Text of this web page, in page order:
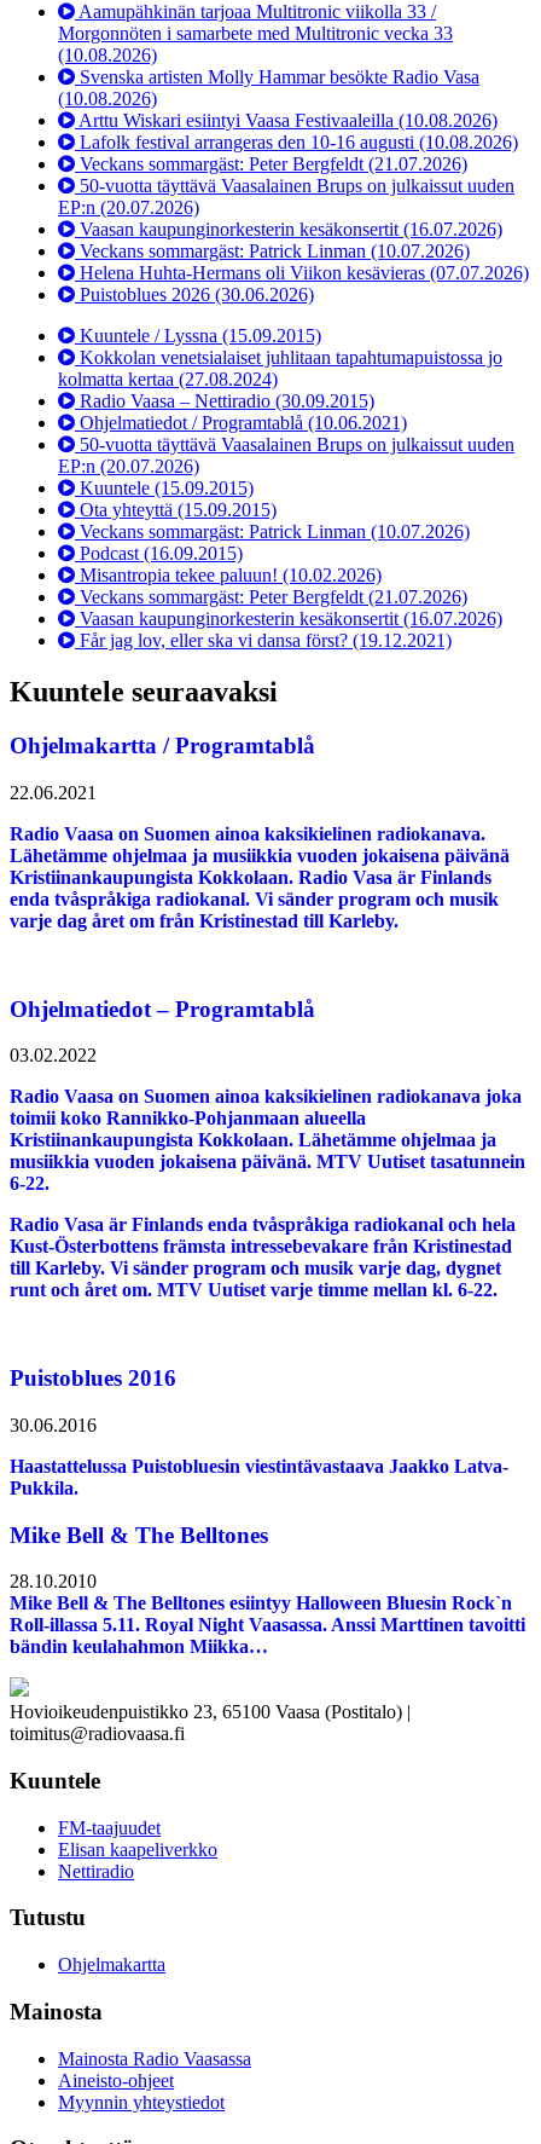
Aamupähkinän tarjoaa Multitronic viikolla 33 /
Morgonnöten i samarbete med Multitronic vecka 33
(10.08.2026)
Svenska artisten Molly Hammar besökte Radio Vasa
(10.08.2026)
Arttu Wiskari esiintyi Vaasa Festivaaleilla (10.08.2026)
Lafolk festival arrangeras den 10-16 augusti (10.08.2026)
Veckans sommargäst: Peter Bergfeldt (21.07.2026)
50-vuotta täyttävä Vaasalainen Brups on julkaissut uuden
EP:n (20.07.2026)
Vaasan kaupunginorkesterin kesäkonsertit (16.07.2026)
Veckans sommargäst: Patrick Linman (10.07.2026)
Helena Huhta-Hermans oli Viikon kesävieras (07.07.2026)
Puistoblues 2026 (30.06.2026)
Kuuntele / Lyssna (15.09.2015)
Kokkolan venetsialaiset juhlitaan tapahtumapuistossa jo
kolmatta kertaa (27.08.2024)
Radio Vaasa – Nettiradio (30.09.2015)
Ohjelmatiedot / Programtablå (10.06.2021)
50-vuotta täyttävä Vaasalainen Brups on julkaissut uuden
EP:n (20.07.2026)
Kuuntele (15.09.2015)
Ota yhteyttä (15.09.2015)
Veckans sommargäst: Patrick Linman (10.07.2026)
Podcast (16.09.2015)
Misantropia tekee paluun! (10.02.2026)
Veckans sommargäst: Peter Bergfeldt (21.07.2026)
Vaasan kaupunginorkesterin kesäkonsertit (16.07.2026)
Får jag lov, eller ska vi dansa först? (19.12.2021)
Kuuntele seuraavaksi
Ohjelmakartta / Programtablå
22.06.2021
Radio Vaasa on Suomen ainoa kaksikielinen radiokanava.
Lähetämme ohjelmaa ja musiikkia vuoden jokaisena päivänä
Kristiinankaupungista Kokkolaan. Radio Vasa är Finlands
enda tvåspråkiga radiokanal. Vi sänder program och musik
varje dag året om från Kristinestad till Karleby.
Ohjelmatiedot – Programtablå
03.02.2022
Radio Vaasa on Suomen ainoa kaksikielinen radiokanava joka
toimii koko Rannikko-Pohjanmaan alueella
Kristiinankaupungista Kokkolaan. Lähetämme ohjelmaa ja
musiikkia vuoden jokaisena päivänä. MTV Uutiset tasatunnein
6-22.
Radio Vasa är Finlands enda tvåspråkiga radiokanal och hela
Kust-Österbottens främsta intressebevakare från Kristinestad
till Karleby. Vi sänder program och musik varje dag, dygnet
runt och året om. MTV Uutiset varje timme mellan kl. 6-22.
Puistoblues 2016
30.06.2016
Haastattelussa Puistobluesin viestintävastaava Jaakko Latva-
Pukkila.
Mike Bell & The Belltones
28.10.2010
Mike Bell & The Belltones esiintyy Halloween Bluesin Rock`n
Roll-illassa 5.11. Royal Night Vaasassa. Anssi Marttinen tavoitti
bändin keulahahmon Miikka…
Hovioikeudenpuistikko 23, 65100 Vaasa (Postitalo) |
toimitus@radiovaasa.fi
Kuuntele
FM-taajuudet
Elisan kaapeliverkko
Nettiradio
Tutustu
Ohjelmakartta
Mainosta
Mainosta Radio Vaasassa
Aineisto-ohjeet
Myynnin yhteystiedot